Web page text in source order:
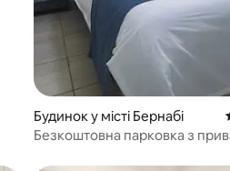
Будинок у місті Бернабі
Безкоштовна парковка з